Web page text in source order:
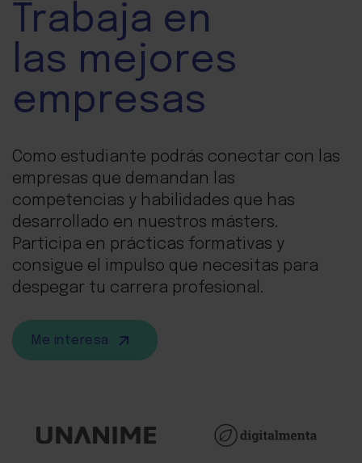
Trabaja en
las mejores
empresas
Como estudiante podrás conectar con las
empresas que demandan las
competencias y habilidades que has
desarrollado en nuestros másters.
Participa en prácticas formativas y
consigue el impulso que necesitas para
despegar tu carrera profesional.
Me interesa